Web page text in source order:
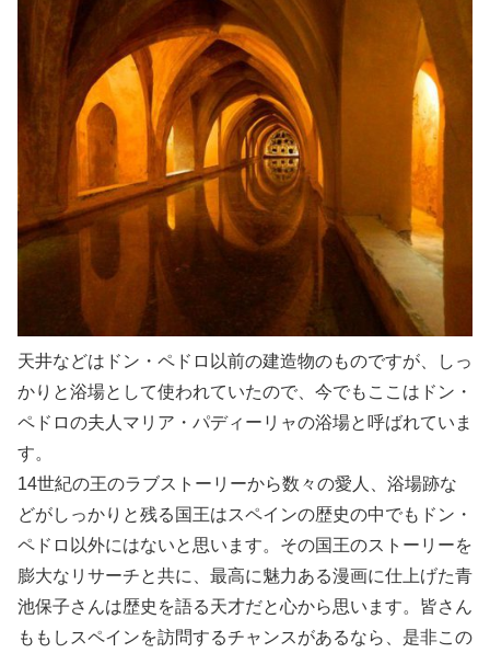
天井などはドン・ペドロ以前の建造物のものですが、しっ
かりと浴場として使われていたので、今でもここはドン・
ペドロの夫人マリア・パディーリャの浴場と呼ばれていま
す。
14世紀の王のラブストーリーから数々の愛人、浴場跡な
どがしっかりと残る国王はスペインの歴史の中でもドン・
ペドロ以外にはないと思います。その国王のストーリーを
膨大なリサーチと共に、最高に魅力ある漫画に仕上げた青
池保子さんは歴史を語る天才だと心から思います。皆さん
ももしスペインを訪問するチャンスがあるなら、是非この